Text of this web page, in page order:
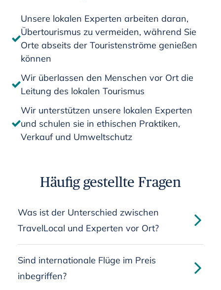
Unsere lokalen Experten arbeiten daran,
Übertourismus zu vermeiden, während Sie
Orte abseits der Touristenströme genießen
können
Wir überlassen den Menschen vor Ort die
Leitung des lokalen Tourismus
Wir unterstützen unsere lokalen Experten
und schulen sie in ethischen Praktiken,
Verkauf und Umweltschutz
Häufig gestellte Fragen
Was ist der Unterschied zwischen
TravelLocal und Experten vor Ort?
Sind internationale Flüge im Preis
inbegriffen?